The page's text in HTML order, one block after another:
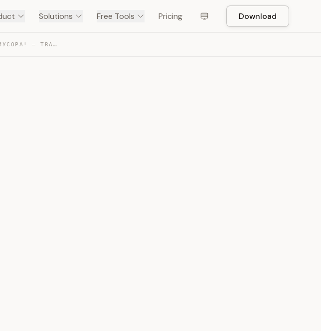
Solutions Free Tools Pricing Download
ДПДГ – ОЧИСТИТЕ ПСИХИКУ ОТ МУСОРА! — TRANSCRIPT